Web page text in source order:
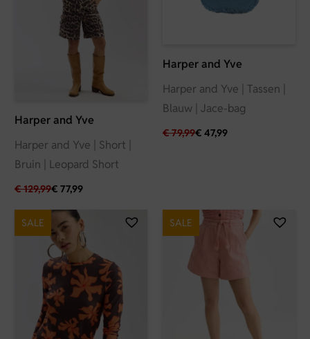
Harper and Yve
Harper and Yve | Short |
Bruin | Leopard Short
€129,99€ 77,99
Harper and Yve
Harper and Yve | Tassen |
Blauw | Jace-bag
€79,99€ 47,99
SALE SALE